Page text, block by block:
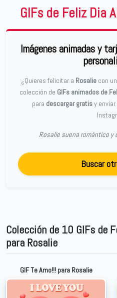
GIFs de Feliz Dia
Imágenes animadas y
¿Quieres felicitar a Rosalie con
colección de GIFs animados de
para descargar gratisy
Rosalie suena romántico y
Buscar
Colección de 10 GIFs de
para Rosalie
GIF Te Amo!!! para Rosalie